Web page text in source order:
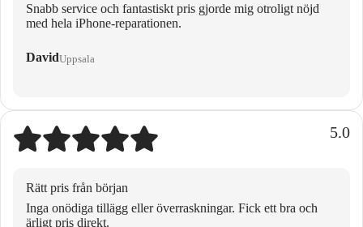
Snabb service och fantastiskt pris gjorde mig otroligt nöjd
med hela iPhone-reparationen.
DavidUppsala
5.0
Rätt pris från början
Inga onödiga tillägg eller överraskningar. Fick ett bra och
ärligt pris direkt.